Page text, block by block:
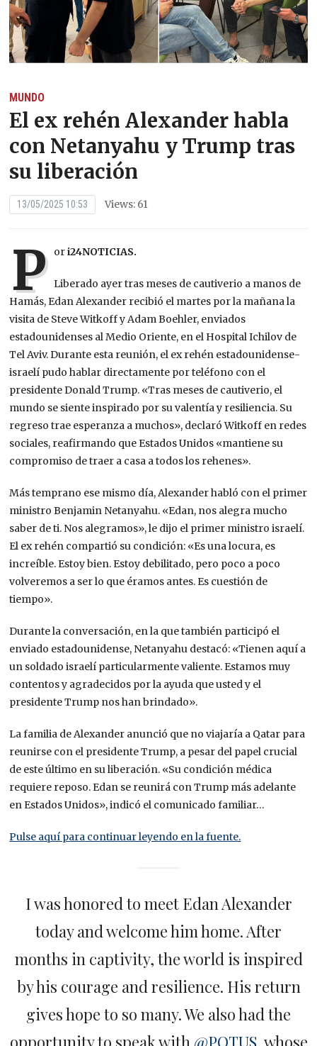
MUNDO
El ex rehén Alexander habla
con Netanyahu y Trump tras
su liberación
13/05/2025 10:53 Views: 61
P ori24NOTICIAS.
Liberado ayer tras meses de cautiverio a manos de
Hamás, Edan Alexander recibió el martes por la mañana la
visita de Steve Witkoff y Adam Boehler, enviados
estadounidenses al Medio Oriente, en el Hospital Ichilov de
Tel Aviv. Durante esta reunión, el ex rehén estadounidense-
israelí pudo hablar directamente por teléfono con el
presidente Donald Trump. «Tras meses de cautiverio, el
mundo se siente inspirado por su valentía y resiliencia. Su
regreso trae esperanza a muchos», declaró Witkoff en redes
sociales, reafirmando que Estados Unidos «mantiene su
compromiso de traer a casa a todos los rehenes».
Más temprano ese mismo día, Alexander habló con el primer
ministro Benjamin Netanyahu. «Edan, nos alegra mucho
saber de ti. Nos alegramos», le dijo el primer ministro israelí.
El ex rehén compartió su condición: «Es una locura, es
increíble. Estoy bien. Estoy debilitado, pero poco a poco
volveremos a ser lo que éramos antes. Es cuestión de
tiempo».
Durante la conversación, en la que también participó el
enviado estadounidense, Netanyahu destacó: «Tienen aquí a
un soldado israelí particularmente valiente. Estamos muy
contentos y agradecidos por la ayuda que usted y el
presidente Trump nos han brindado».
La familia de Alexander anunció que no viajaría a Qatar para
reunirse con el presidente Trump, a pesar del papel crucial
de este último en su liberación. «Su condición médica
requiere reposo. Edan se reunirá con Trump más adelante
en Estados Unidos», indicó el comunicado familiar…
Pulse aquí para continuar leyendo en la fuente.
I was honored to meet Edan Alexander
today and welcome him home. After
months in captivity, the world is inspired
by his courage and resilience. His return
gives hope to so many. We also had the